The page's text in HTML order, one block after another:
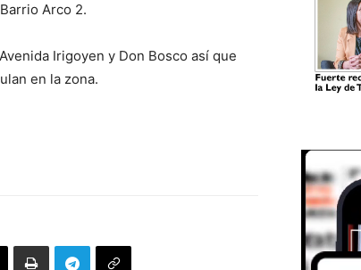
Arco 2.
Irigoyen y Don Bosco así que
en la zona.